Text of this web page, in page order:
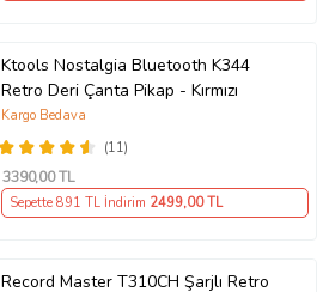
Ktools Nostalgia Bluetooth K344
Retro Deri Çanta Pikap - Kırmızı
(11)
Kargo Bedava
3390,00 TL
Sepette 891 TL İndirim 2499,00 TL
Record Master T310CH Şarjlı Retro